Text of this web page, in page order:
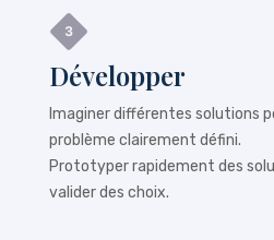
Développer
Imaginer différentes solutions
problème clairement défini.
Prototyper rapidement des
valider des choix.